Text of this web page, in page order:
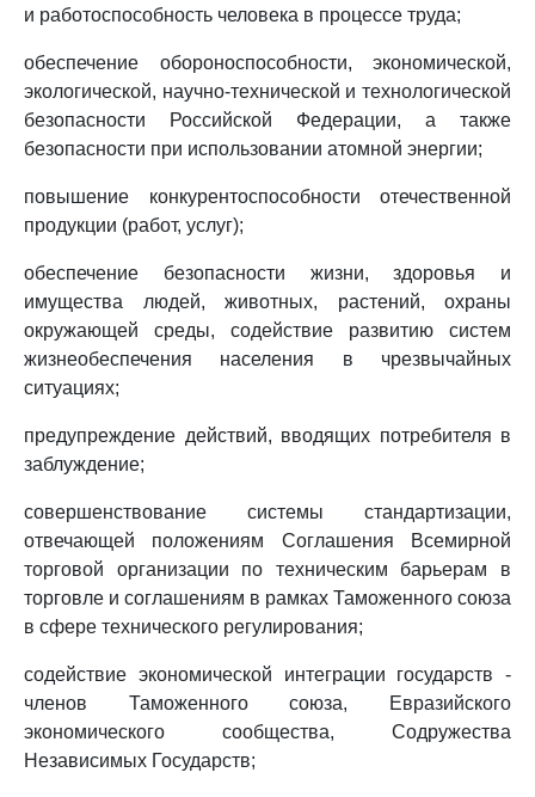
и работоспособность человека в процессе труда;
обеспечение обороноспособности, экономической,
экологической, научно-технической и технологической
безопасности Российской Федерации, а также
безопасности при использовании атомной энергии;
повышение конкурентоспособности отечественной
продукции (работ, услуг);
обеспечение безопасности жизни, здоровья и
имущества людей, животных, растений, охраны
окружающей среды, содействие развитию систем
жизнеобеспечения населения в чрезвычайных
ситуациях;
предупреждение действий, вводящих потребителя в
заблуждение;
совершенствование системы стандартизации,
отвечающей положениям Соглашения Всемирной
торговой организации по техническим барьерам в
торговле и соглашениям в рамках Таможенного союза
в сфере технического регулирования;
содействие экономической интеграции государств -
членов Таможенного союза, Евразийского
экономического сообщества, Содружества
Независимых Государств;